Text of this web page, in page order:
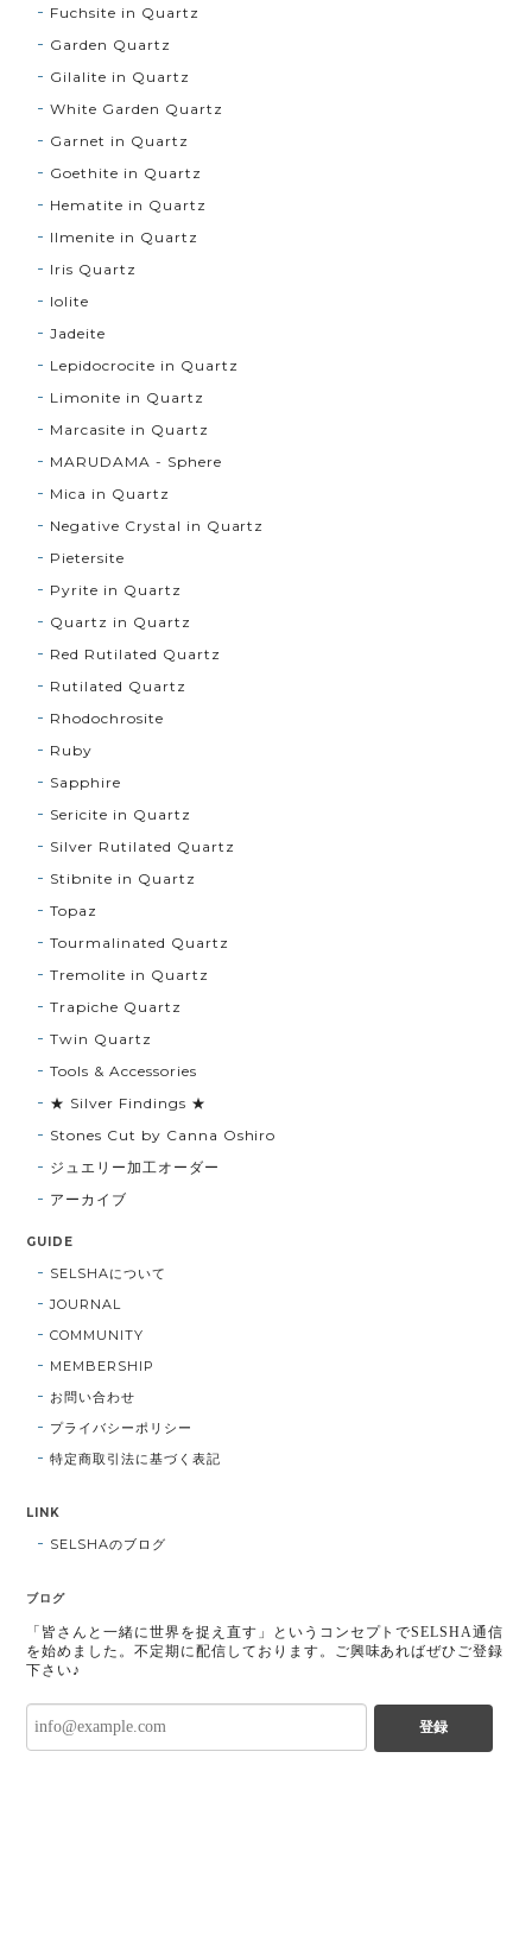
Fuchsite in Quartz
Garden Quartz
Gilalite in Quartz
White Garden Quartz
Garnet in Quartz
Goethite in Quartz
Hematite in Quartz
Ilmenite in Quartz
Iris Quartz
Iolite
Jadeite
Lepidocrocite in Quartz
Limonite in Quartz
Marcasite in Quartz
MARUDAMA - Sphere
Mica in Quartz
Negative Crystal in Quartz
Pietersite
Pyrite in Quartz
Quartz in Quartz
Red Rutilated Quartz
Rutilated Quartz
Rhodochrosite
Ruby
Sapphire
Sericite in Quartz
Silver Rutilated Quartz
Stibnite in Quartz
Topaz
Tourmalinated Quartz
Tremolite in Quartz
Trapiche Quartz
Twin Quartz
Tools & Accessories
★ Silver Findings ★
Stones Cut by Canna Oshiro
ジュエリー加工オーダー
アーカイブ
GUIDE
SELSHAについて
JOURNAL
COMMUNITY
MEMBERSHIP
お問い合わせ
プライバシーポリシー
特定商取引法に基づく表記
LINK
SELSHAのブログ
ブログ
「皆さんと一緒に世界を捉え直す」というコンセプトでSELSHA通信
を始めました。不定期に配信しております。ご興味あればぜひご登録
下さい♪
登録